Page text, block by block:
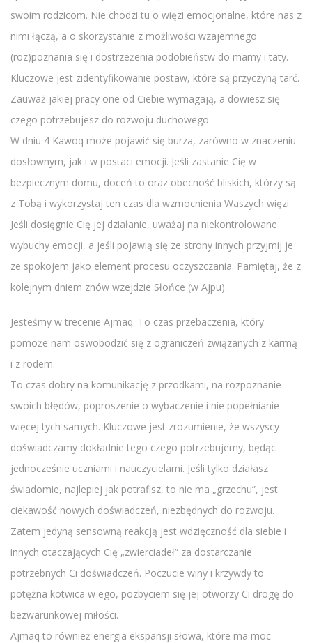
swoim rodzicom. Nie chodzi tu o więzi emocjonalne, które nas z
nimi łączą, a o skorzystanie z możliwości wzajemnego
(roz)poznania się i dostrzeżenia podobieństw do mamy i taty.
Kluczowe jest zidentyfikowanie postaw, które są przyczyną tarć.
Zauważ jakiej pracy one od Ciebie wymagają, a dowiesz się
czego potrzebujesz do rozwoju duchowego.
W dniu 4 Kawoq może pojawić się burza, zarówno w znaczeniu
dosłownym, jak i w postaci emocji. Jeśli zastanie Cię w
bezpiecznym domu, doceń to oraz obecność bliskich, którzy są
z Tobą i wykorzystaj ten czas dla wzmocnienia Waszych więzi.
Jeśli dosięgnie Cię jej działanie, uważaj na niekontrolowane
wybuchy emocji, a jeśli pojawią się ze strony innych przyjmij je
ze spokojem jako element procesu oczyszczania. Pamiętaj, że z
kolejnym dniem znów wzejdzie Słońce (w Ajpu).
Jesteśmy w trecenie Ajmaq. To czas przebaczenia, który
pomoże nam oswobodzić się z ograniczeń związanych z karmą
i z rodem.
To czas dobry na komunikację z przodkami, na rozpoznanie
swoich błędów, poproszenie o wybaczenie i nie popełnianie
więcej tych samych. Kluczowe jest zrozumienie, że wszyscy
doświadczamy dokładnie tego czego potrzebujemy, będąc
jednocześnie uczniami i nauczycielami. Jeśli tylko działasz
świadomie, najlepiej jak potrafisz, to nie ma „grzechu”, jest
ciekawość nowych doświadczeń, niezbędnych do rozwoju.
Zatem jedyną sensowną reakcją jest wdzięczność dla siebie i
innych otaczających Cię „zwierciadeł” za dostarczanie
potrzebnych Ci doświadczeń. Poczucie winy i krzywdy to
potężna kotwica w ego, pozbyciem się jej otworzy Ci drogę do
bezwarunkowej miłości.
Ajmaq to również energia ekspansji słowa, które ma moc